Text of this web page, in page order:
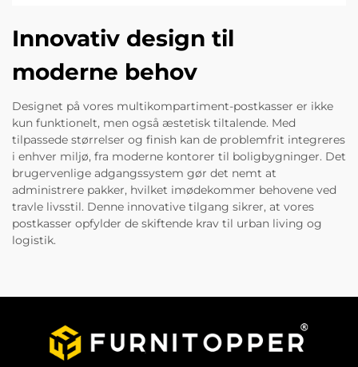
Innovativ design til
moderne behov
Designet på vores multikompartiment-postkasser er ikke
kun funktionelt, men også æstetisk tiltalende. Med
tilpassede størrelser og finish kan de problemfrit integreres
i enhver miljø, fra moderne kontorer til boligbygninger. Det
brugervenlige adgangssystem gør det nemt at
administrere pakker, hvilket imødekommer behovene ved
travle livsstil. Denne innovative tilgang sikrer, at vores
postkasser opfylder de skiftende krav til urban living og
logistik.